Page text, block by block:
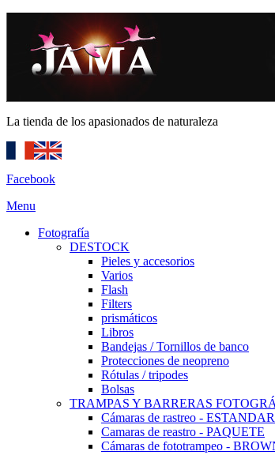
La tienda de los apasionados de naturaleza
Facebook
Menu
Fotografía
DESTOCK
Pieles y accesorios
Varios
Flash
Filters
prismáticos
Libros
Bandejas / Tornillos de banco
Protecciones de neopreno
Rótulas / tripodes
Bolsas
TRAMPAS Y BARRERAS
Cámaras de rastreo - ESTANDAR
Camaras de reastro - PAQUETE
Cámaras de fototrampeo -